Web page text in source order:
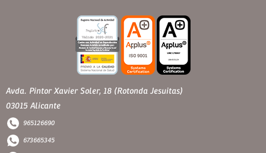
Avda. Pintor Xavier Soler, 18 (Rotonda Jesuitas)
03015 Alicante
965126690
673665345